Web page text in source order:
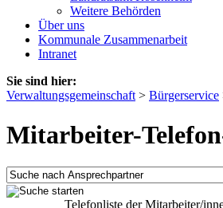
Weitere Behörden
Über uns
Kommunale Zusammenarbeit
Intranet
Sie sind hier:
Verwaltungsgemeinschaft > Bürgerservice
Mitarbeiter-
Telefonliste der Mitarbeiter/